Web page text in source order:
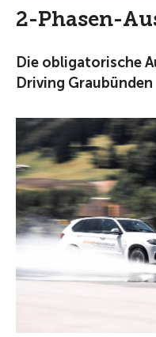
2-Phasen-
Die obligatorische
Driving Graubünden